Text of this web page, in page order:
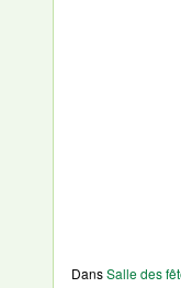
DansSalle des